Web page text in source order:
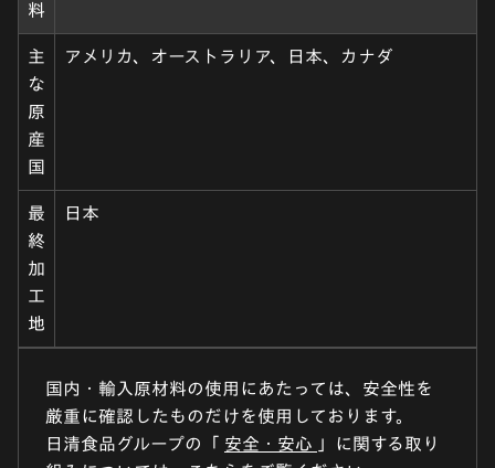
料
主
な
原
産
国
アメリカ、オーストラリア、日本、カナダ
最
終
加
工
地
日本
国内・輸入原材料の使用にあたっては、安全性を
厳重に確認したものだけを使用しております。
日清食品グループの「 安全・安心 」に関する取り